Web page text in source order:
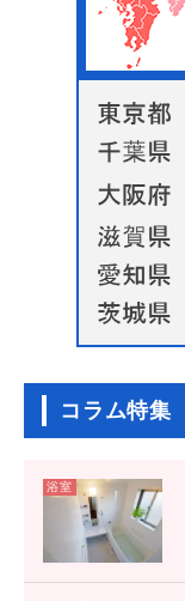
コラム特集
浴室